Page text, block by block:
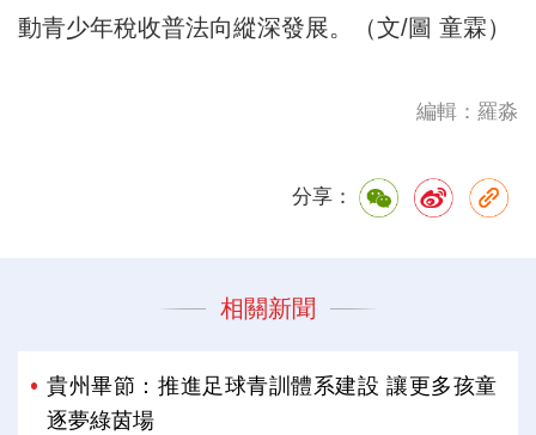
動青少年稅收普法向縱深發展。（文/圖 童霖）
編輯：羅淼
分享：
相關新聞
貴州畢節：推進足球青訓體系建設 讓更多孩童
逐夢綠茵場